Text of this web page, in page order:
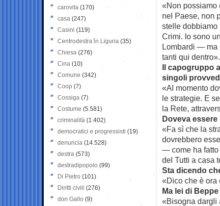
«Non possiamo
nel Paese, non
stelle dobbiamo
Crimi. Io sono
Lombardi — ma
tanti qui dentro».
Il capogruppo
singoli
«Al momento
le strategie. E
la Rete,
Doveva
«Fa sì che la
dovrebbero
— come ha fatto
del Tutti a casa
Sta dicendo
«Dico che è ora
Ma lei di
«Bisogna dargli
carovita (170)
casa (247)
Casini (119)
Centrodestra in Liguria (35)
Chiesa (276)
Cina (10)
Comune (342)
Coop (7)
Cossiga (7)
Costume (5.581)
criminalità (1.402)
democratici e progressisti (19)
denuncia (14.528)
destra (573)
destradipopolo (99)
Di Pietro (101)
Diritti civili (276)
don Gallo (9)